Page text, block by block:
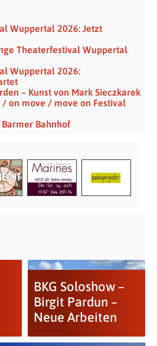
Wuppertal 2026: Jetzt
Theaterfestival Wuppertal
Wuppertal 2026:
– Kunst von Mark Sieczkarek
on move / move on Festival
Barmer Bahnhof
BKG Soloshow –
Birgit Pardun –
Neue Arbeiten